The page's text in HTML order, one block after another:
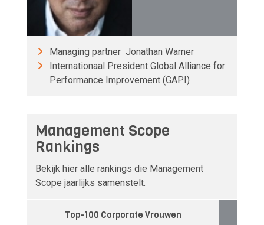
Managing partner Jonathan Warner
Internationaal President Global Alliance for
Performance Improvement (GAPI)
Management Scope
Rankings
Bekijk hier alle rankings die Management
Scope jaarlijks samenstelt.
Top-100 Corporate Vrouwen